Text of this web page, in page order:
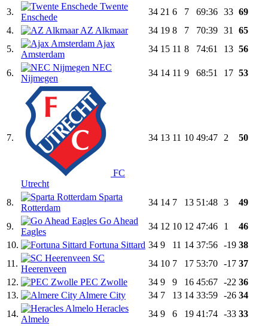
3.
Twente
Enschede
34 21 6 7 69:36 33 69
4.
AZ Alkmaar 34 19 8 7 70:39 31
65
5.
Ajax
Amsterdam
34 15 11 8 74:61 13 56
6.
NEC
Nijmegen
34 14 11 9 68:51 17 53
7.
FC
Utrecht
34 13 11 10 49:47 2 50
8.
Sparta
Rotterdam
34 14 7 13 51:48 3 49
9.
Go Ahead
Eagles
34 12 10 12 47:46 1
46
10.
Fortuna Sittard 34 9 11 14 37:56 -19 38
11.
SC
Heerenveen
34 10 7 17 53:70 -17 37
12.
PEC Zwolle 34 9 9 16 45:67 -22 36
13.
Almere City 34 7 13 14 33:59 -26 34
14.
Heracles
Almelo
34 9 6 19 41:74 -33 33